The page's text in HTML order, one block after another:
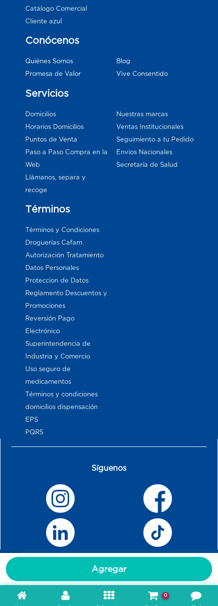
Agregar
Catálogo Comercial
Cliente azul
Conócenos
Quiénes Somos
Promesa de Valor
Blog
Vive Consentido
Servicios
Domicilios
Horarios Domicilios
Puntos de Venta
Paso a Paso Compra en la
Web
Llámanos, separa y
recoge
Nuestras marcas
Ventas Institucionales
Seguimiento a tu Pedido
Envios Nacionales
Secretaría de Salud
Términos
Términos y Condiciones
Droguerías Cafam
Autorización Tratamiento
Datos Personales
Proteccion de Datos
Reglamento Descuentos y
Promociones
Reversión Pago
Electrónico
Superintendencia de
Industria y Comercio
Uso seguro de
medicamentos
Términos y condiciones
domicilios dispensación
EPS
PQRS
Síguenos
0